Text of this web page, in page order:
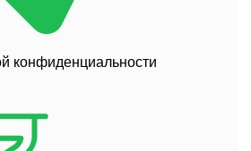
конфиденциальности